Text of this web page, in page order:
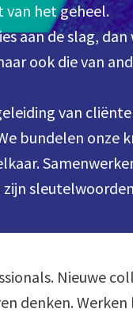
van het geheel.
aan de slag,
ook die van
van
bundelen onze
Nieuwe
denken. Werken